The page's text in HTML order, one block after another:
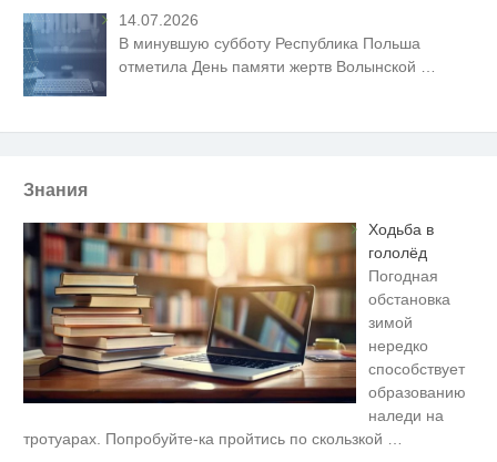
14.07.2026
В минувшую субботу Республика Польша
отметила День памяти жертв Волынской
Знания
Ходьба в
гололёд
Погодная
обстановка
зимой
нередко
способствует
образованию
наледи на
тротуарах. Попробуйте-ка пройтись по скользкой
Крыма: Что люди вытворяют,